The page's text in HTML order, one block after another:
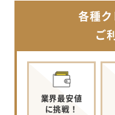
各種
ご
業界最安値
に挑戦！